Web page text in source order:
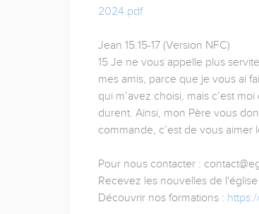
2024.pdf
Jean 15.15-17 (Version NFC)
15 Je ne vous appelle plus
mes amis, parce que je vous ai
qui m’avez choisi, mais c’est
durent. Ainsi, mon Père vous
commande, c’est de vous aimer
Pour nous contacter :
Recevez les nouvelles de
Découvrir nos formations :